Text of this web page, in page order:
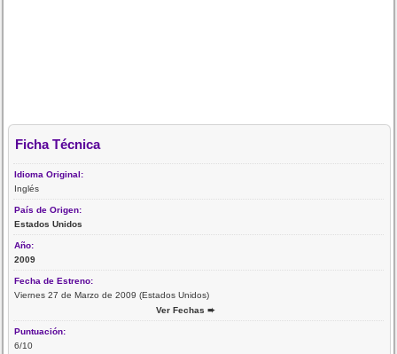
Ficha Técnica
Idioma Original:
Inglés
País de Origen:
Estados Unidos
Año:
2009
Fecha de Estreno:
Viernes 27 de Marzo de 2009 (Estados Unidos)
Ver Fechas ➨
Puntuación:
6/10